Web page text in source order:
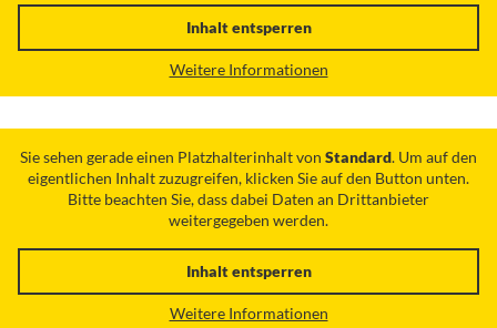
Inhalt entsperren
Weitere Informationen
Sie sehen gerade einen Platzhalterinhalt von Standard. Um auf den
eigentlichen Inhalt zuzugreifen, klicken Sie auf den Button unten.
Bitte beachten Sie, dass dabei Daten an Drittanbieter
weitergegeben werden.
Inhalt entsperren
Weitere Informationen